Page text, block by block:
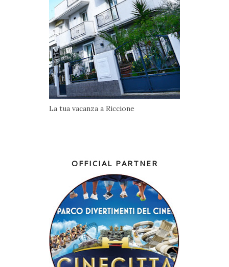
La tua vacanza a Riccione
OFFICIAL PARTNER